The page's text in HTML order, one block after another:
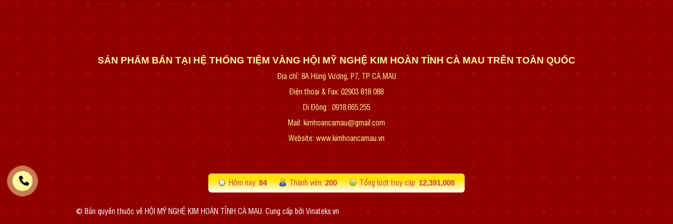
SẢN PHẨM BÁN TẠI HỆ THỐNG TIỆM VÀNG HỘI MỸ NGHỆ KIM HOÀN TỈNH CÀ MAU TRÊN TOÀN QUỐC
Địa chỉ: 8A Hùng Vương, P7, TP CÀ MAU
Điện thoại & Fax: 02903 818 088
Di Động : 0918.665.255
Mail: kimhoancamau@gmail.com
Website: www.kimhoancamau.vn
Hôm nay:84 Thành viên:200 Tổng lượt truy cập:12,391,008
© Bản quyền thuộc về HỘI MỸ NGHỆ KIM HOÀN TỈNH CÀ MAU. Cung cấp bởi Vinateks.vn